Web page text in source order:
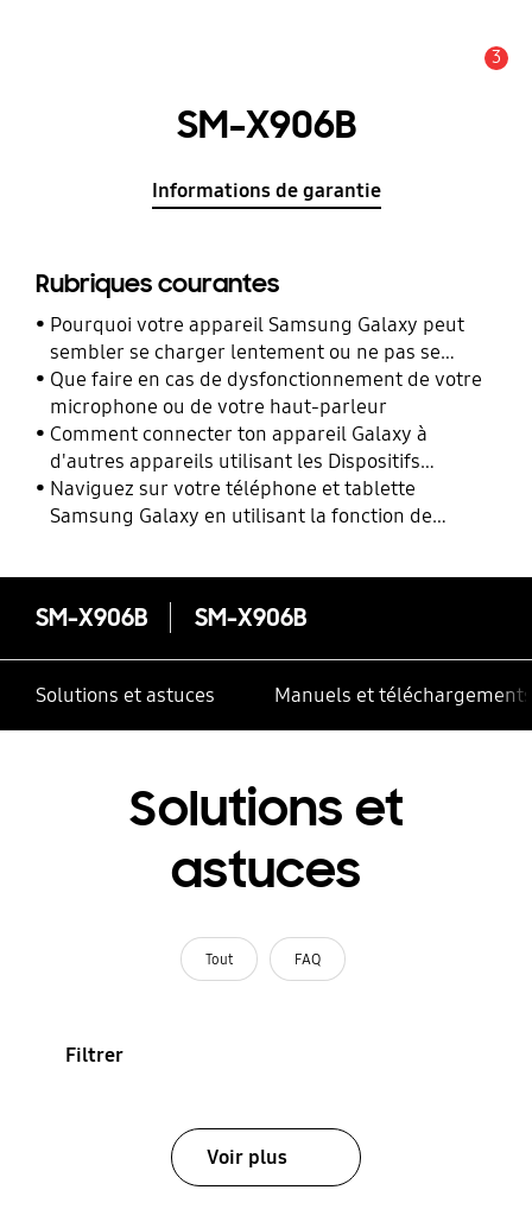
3
SM-X906B
Informations de garantie
Rubriques courantes
Pourquoi votre appareil Samsung Galaxy peut
sembler se charger lentement ou ne pas se
charger du tout
Que faire en cas de dysfonctionnement de votre
microphone ou de votre haut-parleur
Comment connecter ton appareil Galaxy à
d'autres appareils utilisant les Dispositifs
Connectés ?
Naviguez sur votre téléphone et tablette
Samsung Galaxy en utilisant la fonction de
SM-X906B SM-X906B
Solutions et astuces Manuels et téléchargements
Solutions et
astuces
Tout FAQ
Filtrer
Voir plus